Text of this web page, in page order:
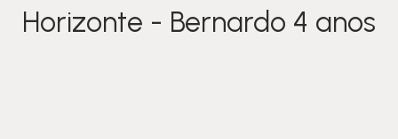
Horizonte - Bernardo 4 anos